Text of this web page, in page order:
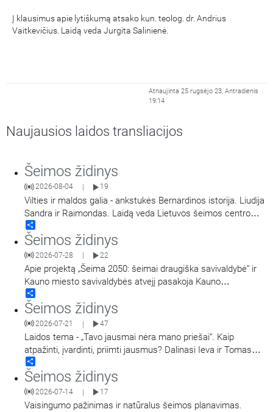
Į klausimus apie lytiškumą atsako kun. teolog. dr. Andrius
Vaitkevičius. Laidą veda Jurgita Salinienė.
Atnaujinta 25 rugsėjo 23, Antradienis
19:14
Naujausios laidos transliacijos
Šeimos židinys
2026-08-04 19
Vilties ir maldos galia - ankstukės Bernardinos istorija. Liudija
Sandra ir Raimondas. Laidą veda Lietuvos šeimos centro
vadovė Jurgita Salinienė.
Šeimos židinys
2026-07-28 22
Apie projektą „Šeima 2050: šeimai draugiška savivaldybė“ ir
Kauno miesto savivaldybės atvejį pasakoja Kauno
miesto savivaldybės Šeimos reikalų komisijos pirmininkas
Tomas Žebuolis ir Kauno miesto savivaldybės
administracijos Socialinių paslaugų skyriaus Paslaugų šeimai
ir vaikui poskyrio vedėja, Šeimos reikalų komisijos narė Giedrė
Vareikienė. Laidą…
Šeimos židinys
2026-07-21 | 47
Laidos tema - „Tavo jausmai nėra mano priešai“. Kaip
atpažinti, įvardinti, priimti jausmus? Dalinasi Ieva ir Tomas
Pukeliai. Laidą veda žurnalistė, komunikacijos ekspertė Diana
Neimantienė.
Šeimos židinys
2026-07-14 | 17
Vaisingumo pažinimas ir natūralus šeimos planavimas.